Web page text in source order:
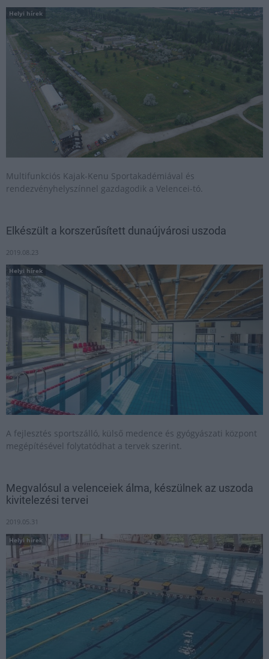
Helyi hírek
Multifunkciós Kajak-Kenu Sportakadémiával és
rendezvényhelyszínnel gazdagodik a Velencei-tó.
Elkészült a korszerűsített dunaújvárosi uszoda
2019.08.23
Helyi hírek
A fejlesztés sportszálló, külső medence és gyógyászati központ
megépítésével folytatódhat a tervek szerint.
Megvalósul a velenceiek álma, készülnek az uszoda
kivitelezési tervei
2019.05.31
Helyi hírek